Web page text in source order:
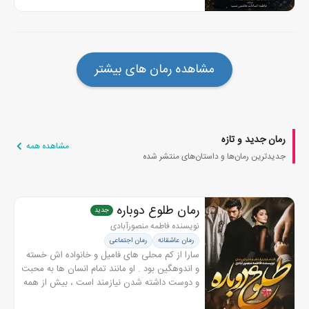
مشاهده رمان های بیشتر
رمان جدید و تازه
جدیدترین رمان‌ها و داستان‌های منتشر شده
مشاهده همه
رمان طلوع دوباره جدید
نویسنده فاطمه منصور‌آبادی
رمان عاشقانه رمان اجتماعی
سارا از کم محلی های فامیل و خانواده اش خسته
و اندوهگین بود . او مانند تمام انسان ها به محبت
و دوست داشته شدن نیازمند است ، بیش از همه